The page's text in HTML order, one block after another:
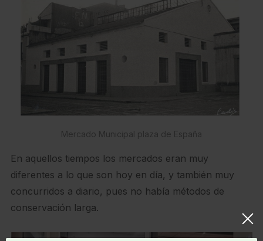
Mercado Municipal plaza de España
En aquellos tiempos los mercados eran muy
diferentes a lo que son hoy en día, y también muy
concurridos a diario, pues no había métodos de
conservación larga.